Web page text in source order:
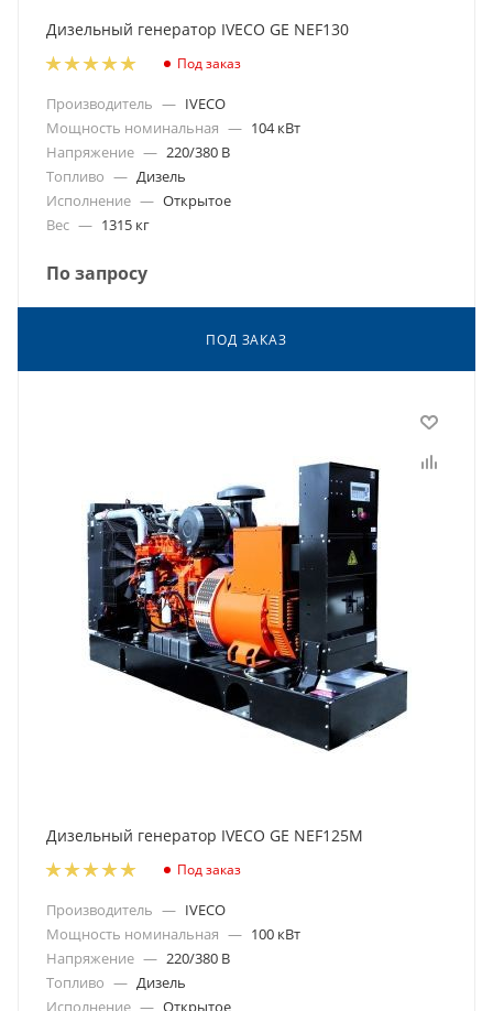
Дизельный генератор IVECO GE NEF130
Под заказ
Производитель — IVECO
Мощность номинальная — 104 кВт
Напряжение — 220/380 В
Топливо — Дизель
Исполнение — Открытое
Вес — 1315 кг
По запросу
ПОД ЗАКАЗ
Дизельный генератор IVECO GE NEF125M
Под заказ
Производитель — IVECO
Мощность номинальная — 100 кВт
Напряжение — 220/380 В
Топливо — Дизель
Исполнение — Открытое